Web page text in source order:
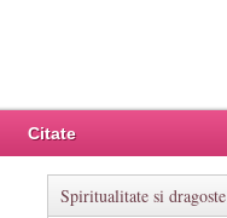
Citate
Spiritualitate si dragoste